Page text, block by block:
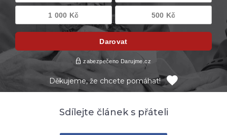
Děkujeme, že chcete pomáhat!
Sdílejte článek s přáteli